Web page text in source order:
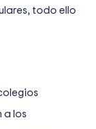
todo ello
a los